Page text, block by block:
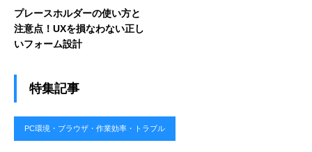
プレースホルダーの使い方と
注意点！UXを損なわない正し
いフォーム設計
特集記事
PC環境・ブラウザ・作業効率・トラブル